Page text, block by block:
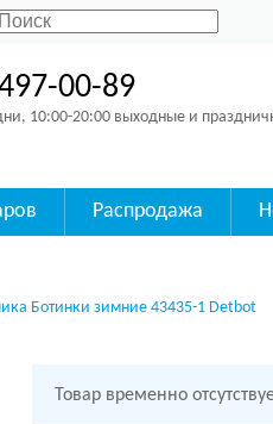
00-89
10:00-20:00 выходные и
Распродажа
Ботинки зимние 43435-1 Detbot
Товар временно